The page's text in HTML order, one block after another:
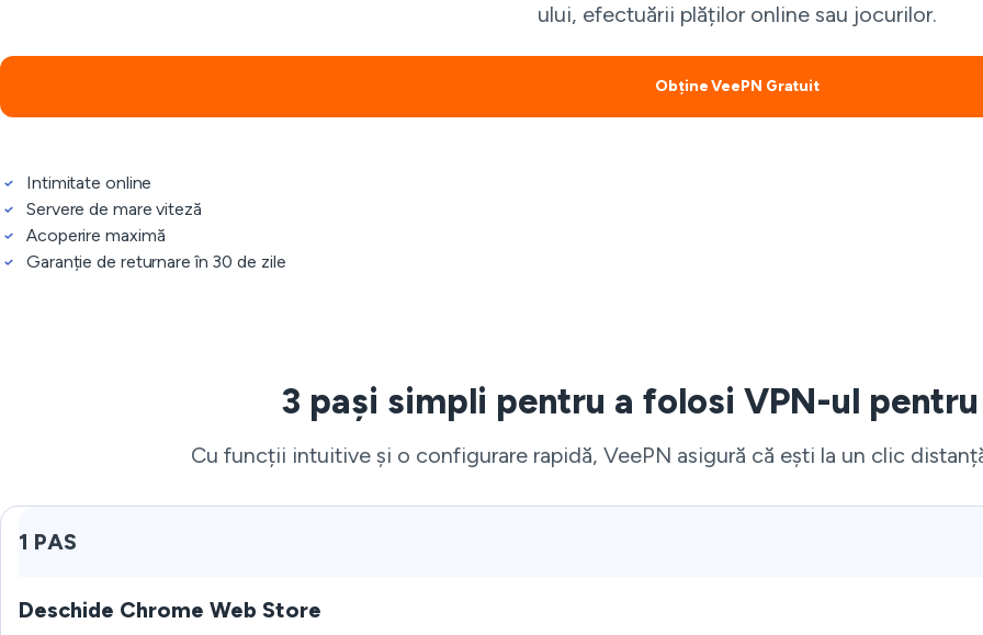
ului, efectuării plăților online sau jocurilor.
Obține VeePN Gratuit
Intimitate online
Servere de mare viteză
Acoperire maximă
Garanție de returnare în 30 de zile
3 pași simpli pentru a folosi VPN-ul
Cu funcții intuitive și o configurare rapidă, VeePN asigură că ești la un clic
1 PAS
Deschide Chrome Web Store